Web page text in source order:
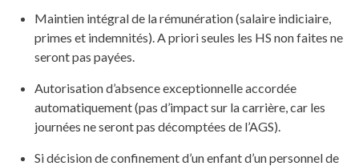
Maintien intégral de la rémunération (salaire indiciaire,
primes et indemnités). A priori seules les HS non faites ne
seront pas payées.
Autorisation d’absence exceptionnelle accordée
automatiquement (pas d’impact sur la carrière, car les
journées ne seront pas décomptées de l’AGS).
Si décision de confinement d’un enfant d’un personnel de